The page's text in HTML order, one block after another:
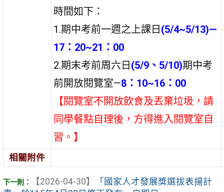
時間如下：
1.期中考前一週之上課日 (5/4~5/13)—
17：20~21：00
2.期末考前周六日 (5/9、5/10)期中考
前開放閱覽室—8：10~16：00
【閱覽室不開放飲食及丟棄垃圾，請
同學餐點自理後，方得進入閱覽室自
習。】
相關附件
【2026-04-30】
「國家人才發展獎選拔表揚計